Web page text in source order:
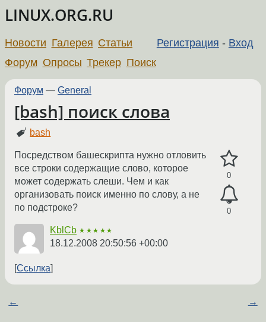
LINUX.ORG.RU
Регистрация - Вход
Новости Галерея Статьи
Форум Опросы Трекер Поиск
Форум — General
[bash] поиск слова
bash
0
0
Посредством башескрипта нужно отловить
все строки содержащие слово, которое
может содержать слеши. Чем и как
организовать поиск именно по слову, а не
по подстроке?
KblCb ★★★★★
18.12.2008 20:50:56 +00:00
Ссылка
← →